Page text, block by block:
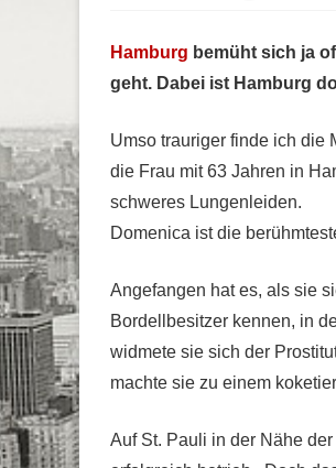
Hamburg bemüht sich ja
geht. Dabei ist Hamburg
Umso trauriger finde ich die
die Frau mit 63 Jahren in
schweres Lungenleiden.
Domenica ist die
Angefangen hat es, als sie
Bordellbesitzer kennen, in
widmete sie sich der
machte sie zu einem
Auf St. Pauli in der Nähe